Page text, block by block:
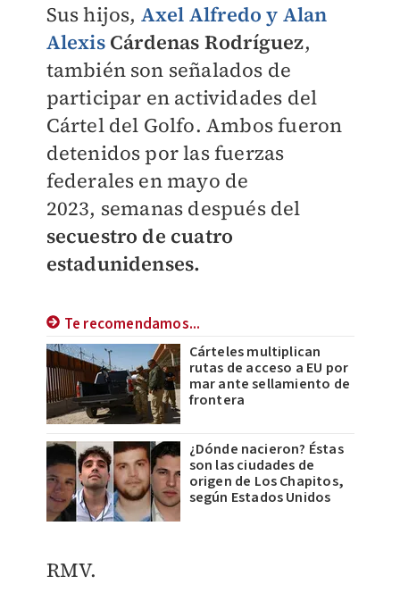
Sus hijos, Axel Alfredo y Alan
Alexis Cárdenas Rodríguez,
también son señalados de
participar en actividades del
Cártel del Golfo. Ambos fueron
detenidos por las fuerzas
federales en mayo de
2023, semanas después del
secuestro de cuatro
estadunidenses.
Te recomendamos...
Cárteles multiplican
rutas de acceso a EU por
mar ante sellamiento de
frontera
¿Dónde nacieron? Éstas
son las ciudades de
origen de Los Chapitos,
según Estados Unidos
RMV.